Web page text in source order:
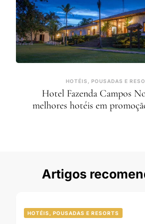
HOTÉIS, POUSADAS E
Hotel Fazenda Campos
melhores hotéis em
Artigos
HOTÉIS, POUSADAS E RESORTS